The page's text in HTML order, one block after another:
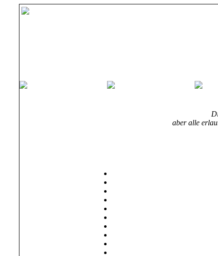
aber alle